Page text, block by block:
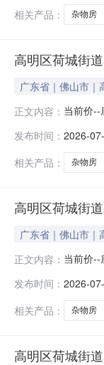
相关产品：
杂物房
高明区荷城街
广东省｜佛山市｜
正文内容： 当前价--
排单车
发布时间： 2026-
相关产品：
杂物房
高明区荷城街
广东省｜佛山市｜
正文内容： 当前价--
排单车
发布时间： 2026-
相关产品：
杂物房
高明区荷城街